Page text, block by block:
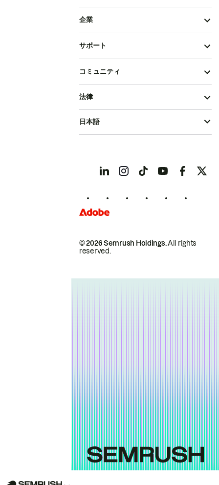
企業
サポート
コミュニティ
© 2026 Semrush Holdings.All rights
reserved.
法律
日本語